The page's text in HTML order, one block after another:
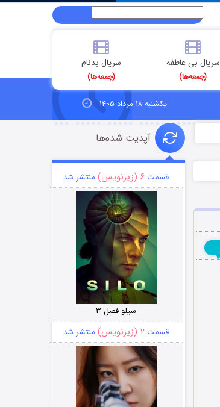
سریال بی عاطفه
(جمعه‌ها)
سریال بدنام
(جمعه‌ها)
یکشنبه ۱۸ مرداد ۱۴۰۵
آپدیت شده‌ها
قسمت ۶ (زیرنویس) منتشر شد
سیلو فصل ۳
قسمت ۲ (زیرنویس) منتشر شد